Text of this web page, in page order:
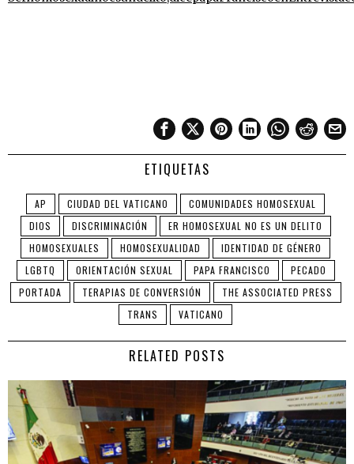
ETIQUETAS
AP CIUDAD DEL VATICANO
COMUNIDADES HOMOSEXUAL
DIOS
DISCRIMINACIÓN
ER HOMOSEXUAL NO ES UN DELITO
HOMOSEXUALES
HOMOSEXUALIDAD
IDENTIDAD DE GÉNERO
LGBTQ
ORIENTACIÓN SEXUAL PAPA FRANCISCO
PECADO
PORTADA
TERAPIAS DE CONVERSIÓN
THE ASSOCIATED PRESS
TRANS
VATICANO
RELATED POSTS